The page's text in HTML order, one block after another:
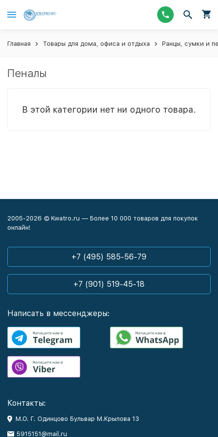
Главная Товары для дома, офиса и отдыха Ранцы, сумки и
Пеналы
В этой категории нет ни одного товара.
2005-2026 © Kwatro.ru — Более 10 000 товаров для покупок
онлайн!
+7 (495) 585-56-79
+7 (901) 519-45-18
Написать в мессенджеры:
Контакты:
М.О. Г. Одинцово Бульвар М.Крылова 13
5915151@mail.ru